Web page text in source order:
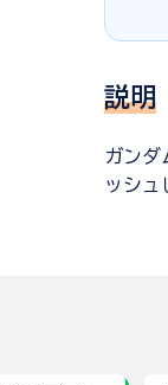
説明
ガンダ
ッシュ